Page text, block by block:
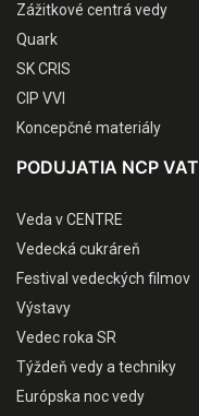
Zážitkové centrá vedy
Quark
SK CRIS
CIP VVI
Koncepčné materiály
PODUJATIA NCP VAT
Veda v CENTRE
Vedecká cukráreň
Festival vedeckých filmov
Výstavy
Vedec roka SR
Týždeň vedy a techniky
Európska noc vedy